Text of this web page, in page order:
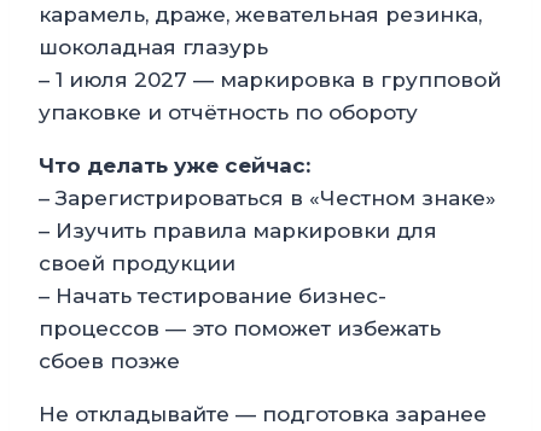
карамель, драже, жевательная резинка,
шоколадная глазурь
– 1 июля 2027 — маркировка в групповой
упаковке и отчётность по обороту
Что делать уже сейчас:
– Зарегистрироваться в «Честном знаке»
– Изучить правила маркировки для
своей продукции
– Начать тестирование бизнес-
процессов — это поможет избежать
сбоев позже
Не откладывайте — подготовка заранее